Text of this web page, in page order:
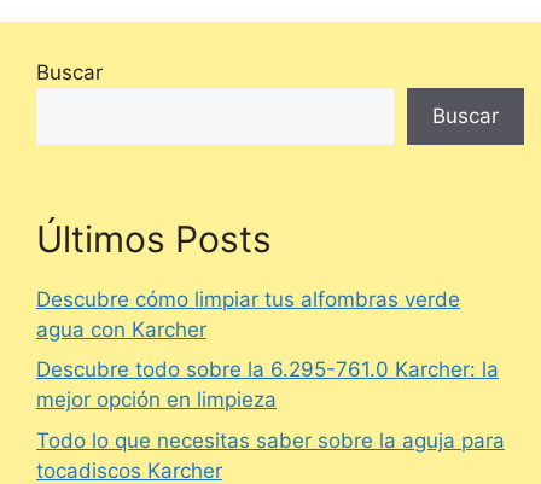
Buscar
Buscar
Últimos Posts
Descubre cómo limpiar tus alfombras verde
agua con Karcher
Descubre todo sobre la 6.295-761.0 Karcher: la
mejor opción en limpieza
Todo lo que necesitas saber sobre la aguja para
tocadiscos Karcher